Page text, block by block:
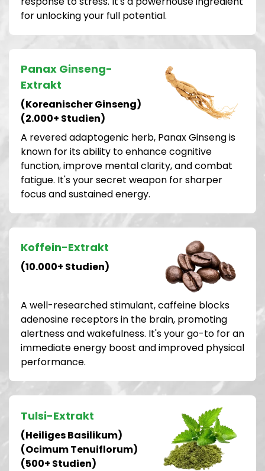
for unlocking your full potential.
Panax Ginseng-
Extrakt
(Koreanischer Ginseng)
(2.000+ Studien)
A revered adaptogenic herb, Panax Ginseng is
known for its ability to enhance cognitive
function, improve mental clarity, and combat
fatigue. It's your secret weapon for sharper
focus and sustained energy.
Koffein-Extrakt
(10.000+ Studien)
A well-researched stimulant, caffeine blocks
adenosine receptors in the brain, promoting
alertness and wakefulness. It's your go-to for an
immediate energy boost and improved physical
performance.
Tulsi-Extrakt
(Heiliges Basilikum)
(Ocimum Tenuiflorum)
(500+ Studien)